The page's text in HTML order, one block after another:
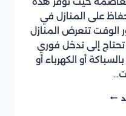
على المنازل في
تتعرض المنازل
إلى تدخل فوري
أو الكهرباء أو
شركة